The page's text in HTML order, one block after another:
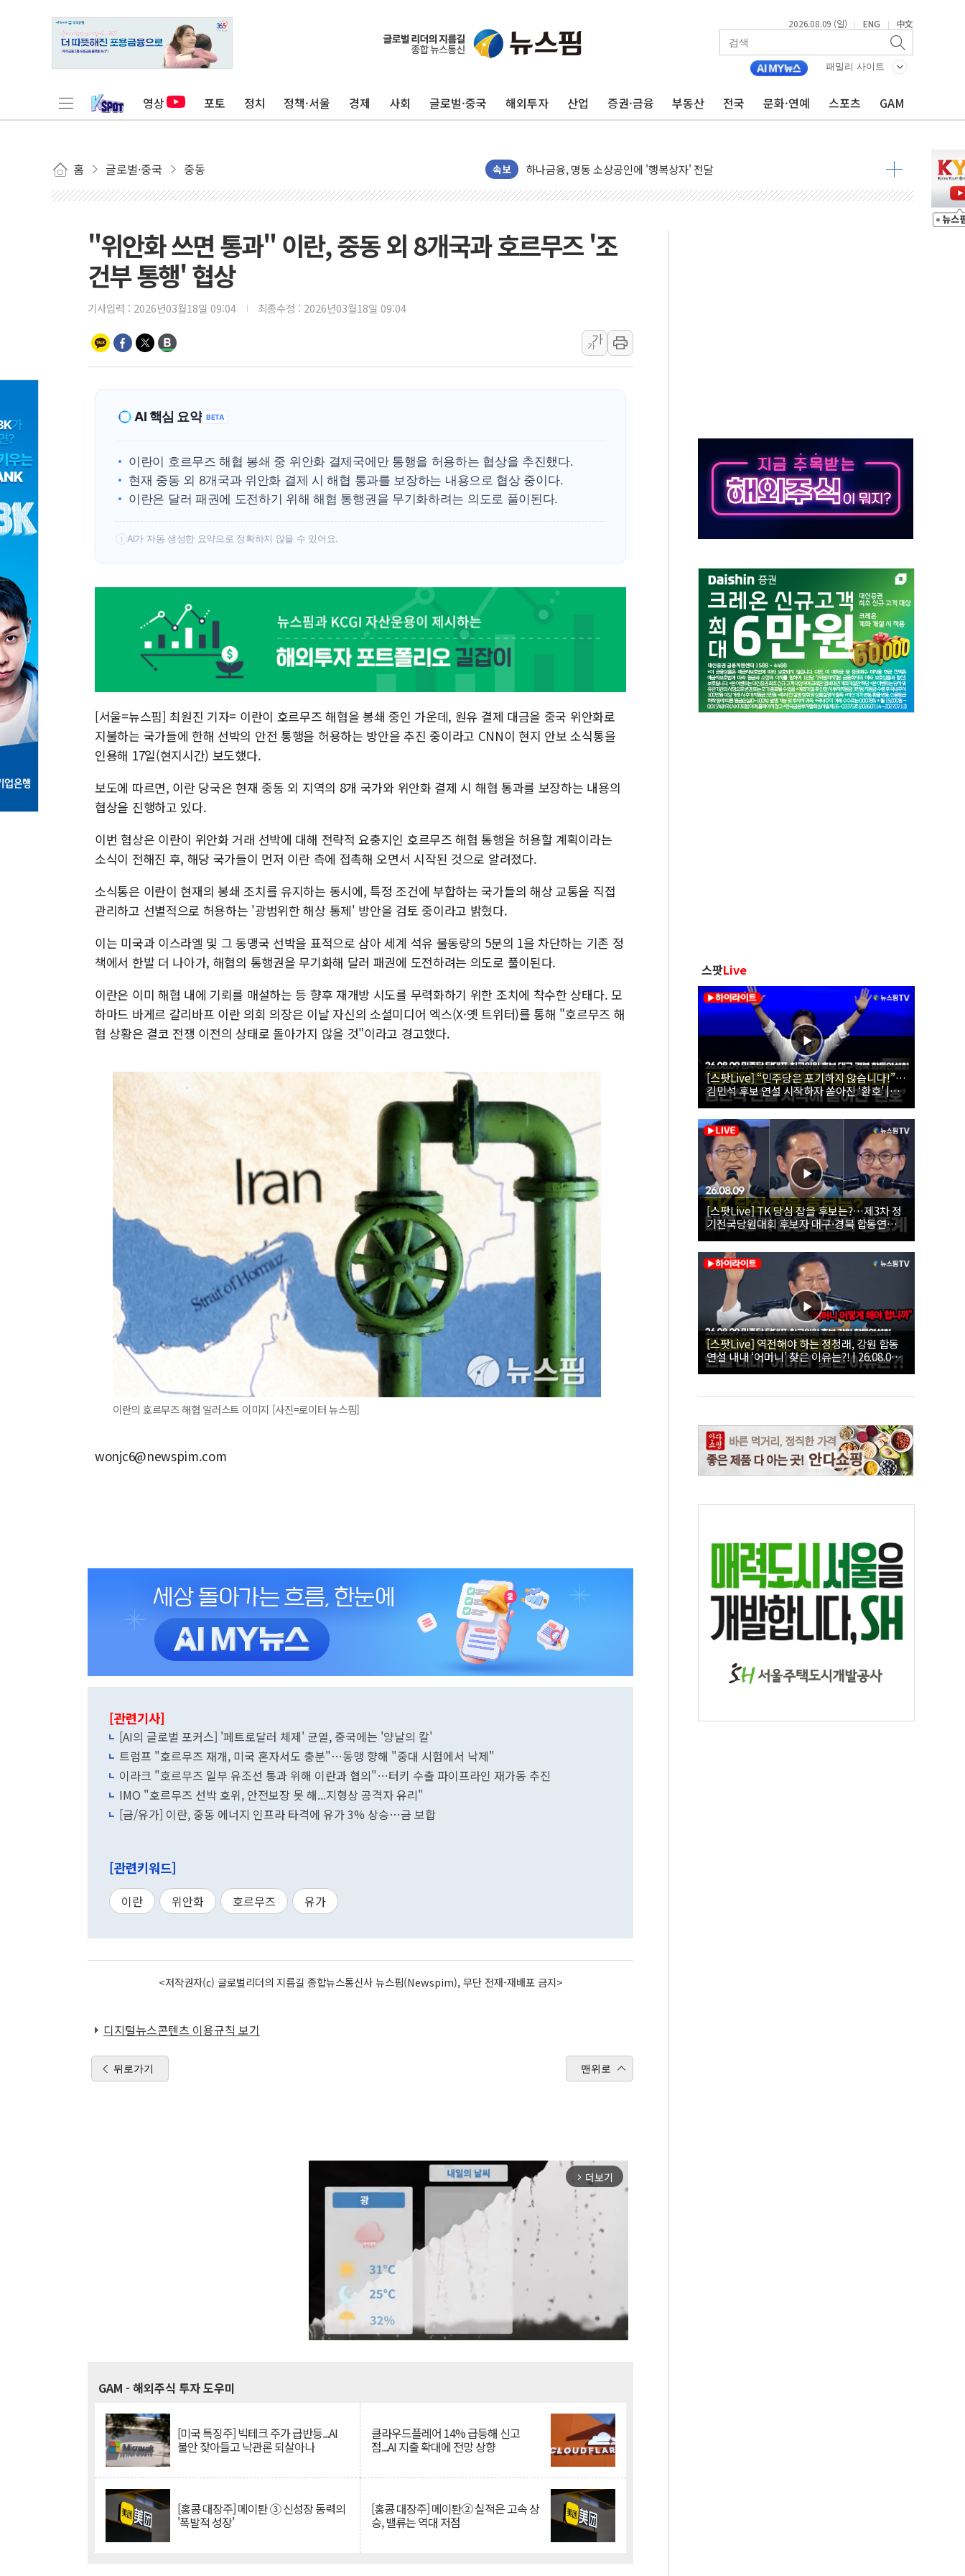
2026.08.09 (일) | ENG | 中文
패밀리 사이트
영상 포토 정치 정책·서울 경제 사회 글로벌·중국 해외투자 산업 증권·금융 부동산 전국 문화·연예 스포츠 GAM
홈 글로벌·중국 중동 속보
정재헌 CEO, SKT 장기고객 400명 맞이…"마음 잇는 시간 되길"
하나금융, 명동 소상공인에 '행복상자' 전달
병무청, 보충역 전면 손질… 예술·체육요원 최대 33% 감축
윤준병·이해민 의원, '정부 특사'로 콜롬비아 대통령 취임식 참석
현대그린푸드 '텍사스로드하우스' 잠실점, 직장인 핫플레이스로 부상
與 "세제개편안 8월 말 당정 조율 완료…초고가·비거주 1주택 등 여론 수렴"
"AI가 먼저 알아채고 고친다"…LG유플러스, AI 홈네트워크 구현 첫발
롯데백화점, 앰배서더 2기 모집…지역 크리에이터 확대
한수원 "폭염 속 전력수급 이상무"…김회천 사장, 원전 현장점검
박형수 의원 '선관위 견제·감독 강화' 2개 법 대표 발의
"위안화 쓰면 통과" 이란, 중동 외 8개국과 호르무즈 '조
건부 통행' 협상
기사입력 : 2026년03월18일 09:04 최종수정 : 2026년03월18일 09:04
가
가
AI 핵심 요약 BETA
이란이 호르무즈 해협 봉쇄 중 위안화 결제국에만 통행을 허용하는 협상을 추진했다.
현재 중동 외 8개국과 위안화 결제 시 해협 통과를 보장하는 내용으로 협상 중이다.
이란은 달러 패권에 도전하기 위해 해협 통행권을 무기화하려는 의도로 풀이된다.
! AI가 자동 생성한 요약으로 정확하지 않을 수 있어요.
[서울=뉴스핌] 최원진 기자= 이란이 호르무즈 해협을 봉쇄 중인 가운데, 원유 결제 대금을 중국 위안화로
지불하는 국가들에 한해 선박의 안전 통행을 허용하는 방안을 추진 중이라고 CNN이 현지 안보 소식통을
인용해 17일(현지시간) 보도했다.
보도에 따르면, 이란 당국은 현재 중동 외 지역의 8개 국가와 위안화 결제 시 해협 통과를 보장하는 내용의
협상을 진행하고 있다.
이번 협상은 이란이 위안화 거래 선박에 대해 전략적 요충지인 호르무즈 해협 통행을 허용할 계획이라는
소식이 전해진 후, 해당 국가들이 먼저 이란 측에 접촉해 오면서 시작된 것으로 알려졌다.
소식통은 이란이 현재의 봉쇄 조치를 유지하는 동시에, 특정 조건에 부합하는 국가들의 해상 교통을 직접
관리하고 선별적으로 허용하는 '광범위한 해상 통제' 방안을 검토 중이라고 밝혔다.
이는 미국과 이스라엘 및 그 동맹국 선박을 표적으로 삼아 세계 석유 물동량의 5분의 1을 차단하는 기존 정
책에서 한발 더 나아가, 해협의 통행권을 무기화해 달러 패권에 도전하려는 의도로 풀이된다.
이란은 이미 해협 내에 기뢰를 매설하는 등 향후 재개방 시도를 무력화하기 위한 조치에 착수한 상태다. 모
하마드 바게르 갈리바프 이란 의회 의장은 이날 자신의 소셜미디어 엑스(X·옛 트위터)를 통해 "호르무즈 해
협 상황은 결코 전쟁 이전의 상태로 돌아가지 않을 것"이라고 경고했다.
이란의 호르무즈 해협 일러스트 이미지 [사진=로이터 뉴스핌]
wonjc6@newspim.com
[관련기사]
[AI의 글로벌 포커스] '페트로달러 체제' 균열, 중국에는 '양날의 칼'
트럼프 "호르무즈 재개, 미국 혼자서도 충분"…동맹 향해 "중대 시험에서 낙제"
이라크 "호르무즈 일부 유조선 통과 위해 이란과 협의"…터키 수출 파이프라인 재가동 추진
IMO "호르무즈 선박 호위, 안전보장 못 해...지형상 공격자 유리"
[금/유가] 이란, 중동 에너지 인프라 타격에 유가 3% 상승…금 보합
[관련키워드]
이란 위안화 호르무즈 유가
<저작권자(c) 글로벌리더의 지름길 종합뉴스통신사 뉴스핌(Newspim), 무단 전재-재배포 금지>
디지털뉴스콘텐츠 이용규칙 보기
뒤로가기 맨위로
arrow_forward_ios 더보기
GAM - 해외주식 투자 도우미
[미국 특징주] 빅테크 주가 급반등...AI
불안 잦아들고 낙관론 되살아나
클라우드플레어 14% 급등해 신고
점...AI 지출 확대에 전망 상향
[홍콩 대장주] 메이퇀 ③ 신성장 동력의
'폭발적 성장'
[홍콩 대장주] 메이퇀② 실적은 고속 상
승, 밸류는 역대 저점
스팟Live
[스팟Live] “민주당은 포기하지 않습니다!”…
김민석 후보 연설 시작하자 쏟아진 ‘환호’ |
26.08.09 더불어민주당 당대표·최고위원 후
보 대구·경북 합동연설회
[스팟Live] TK 당심 잡을 후보는?…제3차 정
기전국당원대회 후보자 대구·경북 합동연설
회 생중계 | 26.08.09
[스팟Live] 역전해야 하는 정청래, 강원 합동
연설 내내 ‘어머니’ 찾은 이유는?! | 26.08.09
더불어민주당 당대표·최고위원 후보 강원 합